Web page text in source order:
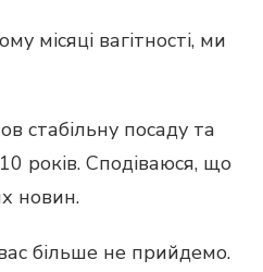
місяці вагітності, ми
стабільну посаду та
років. Сподіваюся, що
новин.
більше не прийдемо.